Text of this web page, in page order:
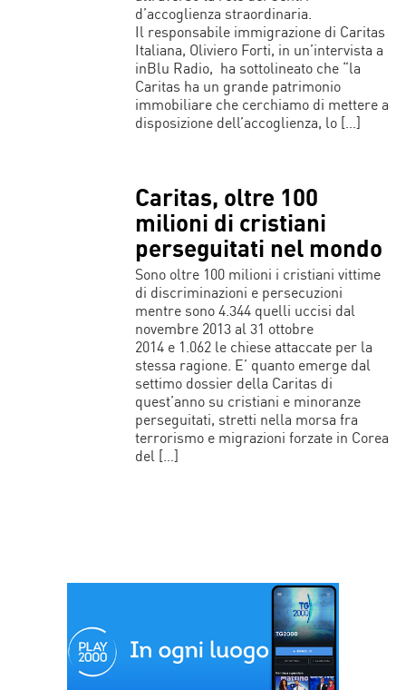
d’accoglienza straordinaria.
Il responsabile immigrazione di Caritas
Italiana, Oliviero Forti, in un’intervista a
inBlu Radio, ha sottolineato che “la
Caritas ha un grande patrimonio
immobiliare che cerchiamo di mettere a
disposizione dell’accoglienza, lo […]
Caritas, oltre 100
milioni di cristiani
perseguitati nel mondo
Sono oltre 100 milioni i cristiani vittime
di discriminazioni e persecuzioni
mentre sono 4.344 quelli uccisi dal
novembre 2013 al 31 ottobre
2014 e 1.062 le chiese attaccate per la
stessa ragione. E’ quanto emerge dal
settimo dossier della Caritas di
quest’anno su cristiani e minoranze
perseguitati, stretti nella morsa fra
terrorismo e migrazioni forzate in Corea
del […]